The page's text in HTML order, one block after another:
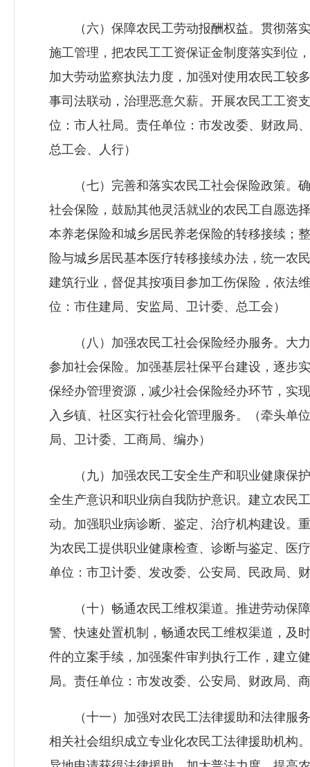
（六）保障农民工劳动报酬权益。贯彻落实
施工管理，把农民工工资保证金制度落实到位
加大劳动监察执法力度，加强对使用农民工较
事司法联动，治理恶意欠薪。开展农民工工资
位：市人社局。责任单位：市发改委、财政局
总工会、人行）
（七）完善和落实农民工社会保险政策。确
社会保险，鼓励其他灵活就业的农民工自愿选
本养老保险和城乡居民养老保险的转移接续；
险与城乡居民基本医疗转移接续办法，统一农
建筑行业，督促其按项目参加工伤保险，依法
位：市住建局、安监局、 卫计委、总工会）
（八）加强农民工社会保险经办服务。大力
参加社会保险。加强基层社保平台建设，逐步
保经办管理资源，减少社会保险经办环节，实
入乡镇、社区实行社会化管理服务。（牵头单
局、 卫计委、工商局、编办）
（九）加强农民工安全生产和职业健康保护
全生产意识和职业病自我防护意识。建立农民
动。加强职业病诊断、鉴定、治疗机构建设。
为农民工提供职业健康检查、诊断与鉴定、医
单位：市卫计委、发改委、公安局、民政局、
（十）畅通农民工维权渠道。推进劳动保障
警、快速处置机制，畅通农民工维权渠道，及
件的立案手续，加强案件审判执行工作，建立
局。责任单位：市发改委、公安局、财政局、
（十一）加强对农民工法律援助和法律服务
相关社会组织成立专业化农民工法律援助机构